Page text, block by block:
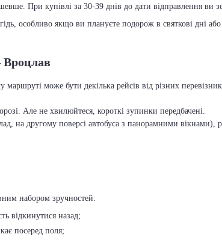
При купівлі за 30-39 днів до дати відправлення
особливо якщо ви плануєте подорож в святкові дні або
Вроцлав
може бути декілька рейсів від різних
Але не хвилюйтеся, короткі зупинки передбачені.
на другому поверсі автобуса з панорамними вікнами),
набором зручностей:
відкинутися назад;
посеред поля;